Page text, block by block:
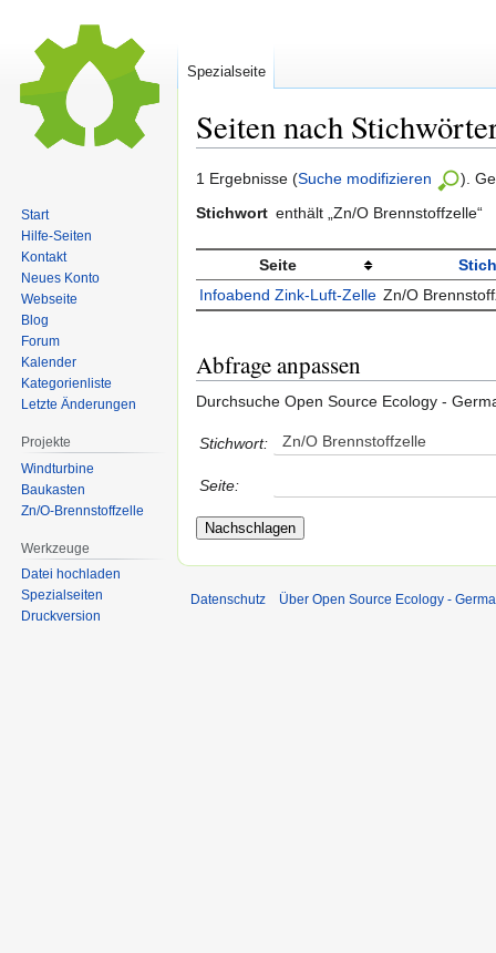
Seiten nach
Zur
Zur
1 Ergebnisse (Suche modifizieren
).
Stichwort enthält „Zn/O Brennstoffzelle“
Seite
Infoabend Zink-Luft-Zelle Zn/O
Abfrage anpassen
Durchsuche Open Source Ecology -
Stichwort: Zn/O Brennstoffzelle
Seite:
Spezialseite
Start
Hilfe-Seiten
Kontakt
Neues Konto
Webseite
Blog
Forum
Kalender
Kategorienliste
Letzte Änderungen
Projekte
Windturbine
Baukasten
Zn/O-Brennstoffzelle
Werkzeuge
Datei hochladen
Spezialseiten
Druckversion
Datenschutz Über Open Source Ecology -